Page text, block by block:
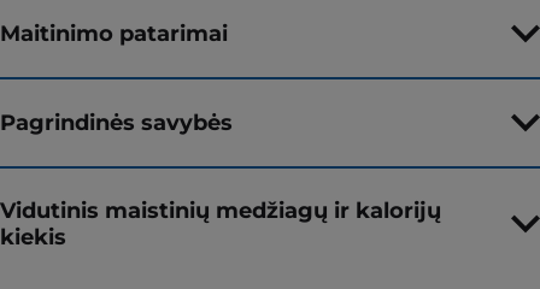
Maitinimo patarimai
Pagrindinės savybės
Vidutinis maistinių medžiagų ir kalorijų
kiekis